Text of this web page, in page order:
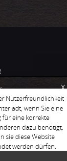
X
Nutzerfreundlichkeit
wenn Sie eine
für eine korrekte
dazu benötigt,
sie diese Website
werden dürfen.